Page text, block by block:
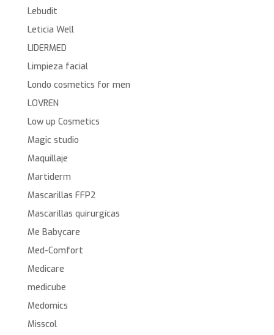
Lebudit
Leticia Well
LIDERMED
Limpieza facial
Londo cosmetics for men
LOVREN
Low up Cosmetics
Magic studio
Maquillaje
Martiderm
Mascarillas FFP2
Mascarillas quirurgícas
Me Babycare
Med-Comfort
Medicare
medicube
Medomics
Misscol